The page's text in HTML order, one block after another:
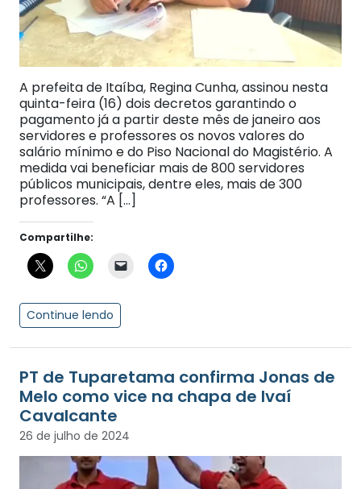
A prefeita de Itaíba, Regina Cunha, assinou nesta
quinta-feira (16) dois decretos garantindo o
pagamento já a partir deste mês de janeiro aos
servidores e professores os novos valores do
salário mínimo e do Piso Nacional do Magistério. A
medida vai beneficiar mais de 800 servidores
públicos municipais, dentre eles, mais de 300
professores. “A […]
Compartilhe:
Continue lendo
PT de Tuparetama confirma Jonas de
Melo como vice na chapa de Ivaí
Cavalcante
26 de julho de 2024